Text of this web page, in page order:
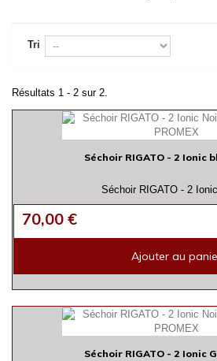
Tri
Résultats 1 - 2 sur 2.
Séchoir RIGATO - 2 Ionic
Séchoir RIGATO - 2
70,00 €
Ajouter au
Séchoir RIGATO - 2 Ionic